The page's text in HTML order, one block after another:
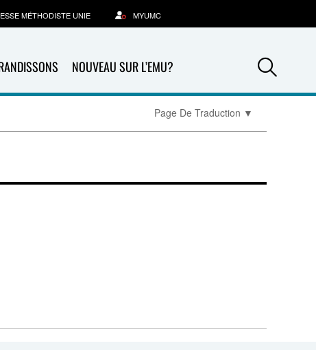
NOUVEAU SUR L’EMU?
MÉTHODISTE UNIE MYUMC
Page De Traduction ▼